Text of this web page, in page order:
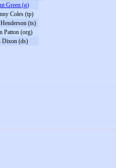
Green (g)
Coles (tp)
(ts)
Patton (org)
Dixon (ds)